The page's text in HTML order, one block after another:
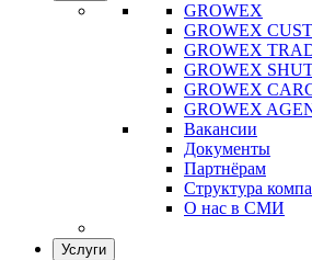
GROWEX
GROWEX
GROWEX
GROWEX
GROWEX
GROWEX
Вакансии
Документы
Партнёрам
Структура
О нас в СМИ
Услуги